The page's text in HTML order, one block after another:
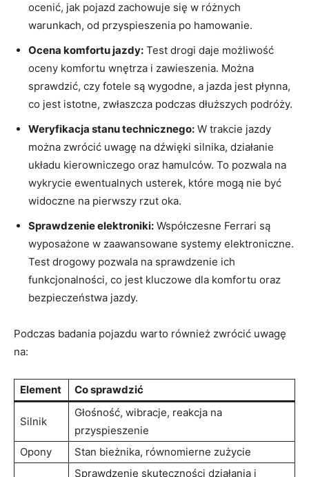
ocenić, jak pojazd zachowuje się w‍ różnych
warunkach, od przyspieszenia po hamowanie.
Ocena komfortu jazdy: Test drogi daje możliwość
oceny komfortu wnętrza i zawieszenia. ‌Można
sprawdzić, czy fotele ⁣są wygodne, a‍ jazda jest ⁤płynna,
co jest istotne, zwłaszcza podczas dłuższych podróży.
Weryfikacja stanu technicznego: W trakcie jazdy​
można ‍zwrócić uwagę na⁤ dźwięki⁣ silnika, działanie
układu kierowniczego oraz hamulców. To ​pozwala‍ na
wykrycie ewentualnych usterek, które mogą nie być‌
widoczne na pierwszy rzut oka.
Sprawdzenie elektroniki: Współczesne Ferrari są
wyposażone⁤ w ​zaawansowane systemy elektroniczne.
Test drogowy​ pozwala na sprawdzenie ‌ich
funkcjonalności, ⁤co jest kluczowe dla komfortu oraz
bezpieczeństwa‍ jazdy.
Podczas badania pojazdu warto również zwrócić uwagę⁢
na:
Element Co sprawdzić
Silnik
Głośność, wibracje, reakcja na
przyspieszenie
Opony
Stan bieżnika, równomierne​ zużycie
Sprawdzenie skuteczności działania i